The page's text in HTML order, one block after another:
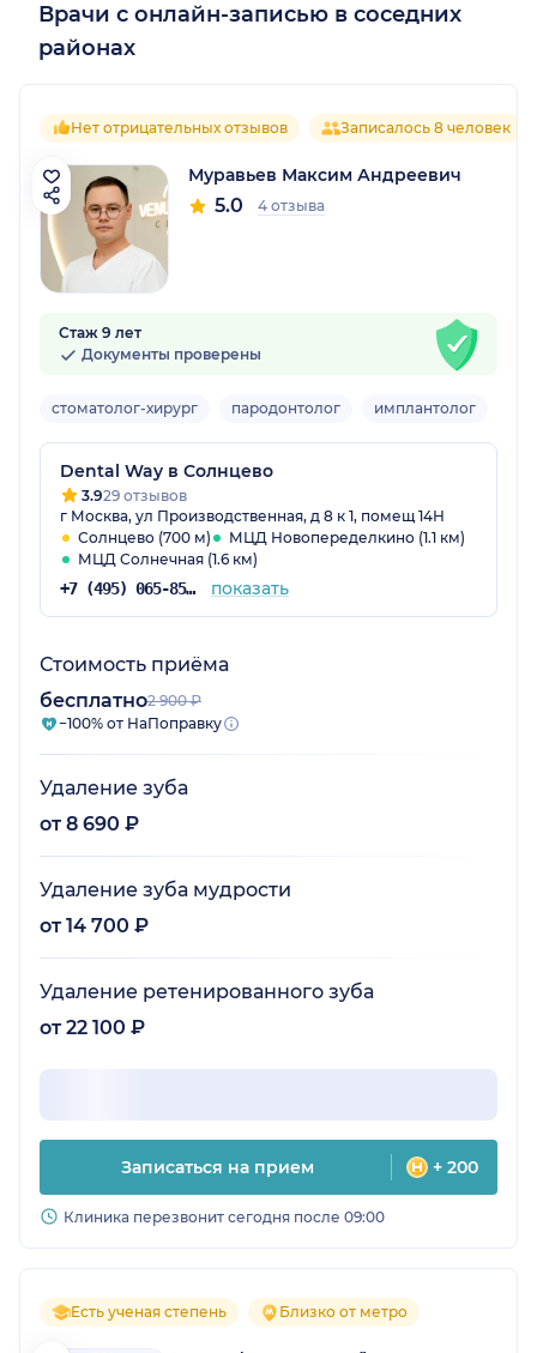
Врачи с онлайн-записью в соседних
районах
Нет отрицательных отзывов Записалось 8 человек
Муравьев Максим Андреевич
5.0 4 отзыва
Стаж 9 лет
Документы проверены
стоматолог-хирург пародонтолог имплантолог
Dental Way в Солнцево
3.929 отзывов
г Москва, ул Производственная, д 8 к 1, помещ 14Н
Солнцево (700 м)
МЦД Новопеределкино (1.1 км)
МЦД Солнечная (1.6 км)
+7 (495) 065-85-32 показать
Стоимость приёма
бесплатно2 900 ₽
−100% от НаПоправку
Удаление зуба
от 8 690 ₽
Удаление зуба мудрости
от 14 700 ₽
Удаление ретенированного зуба
от 22 100 ₽
Записаться на прием + 200
Клиника перезвонит сегодня после 09:00
Есть ученая степень Близко от метро